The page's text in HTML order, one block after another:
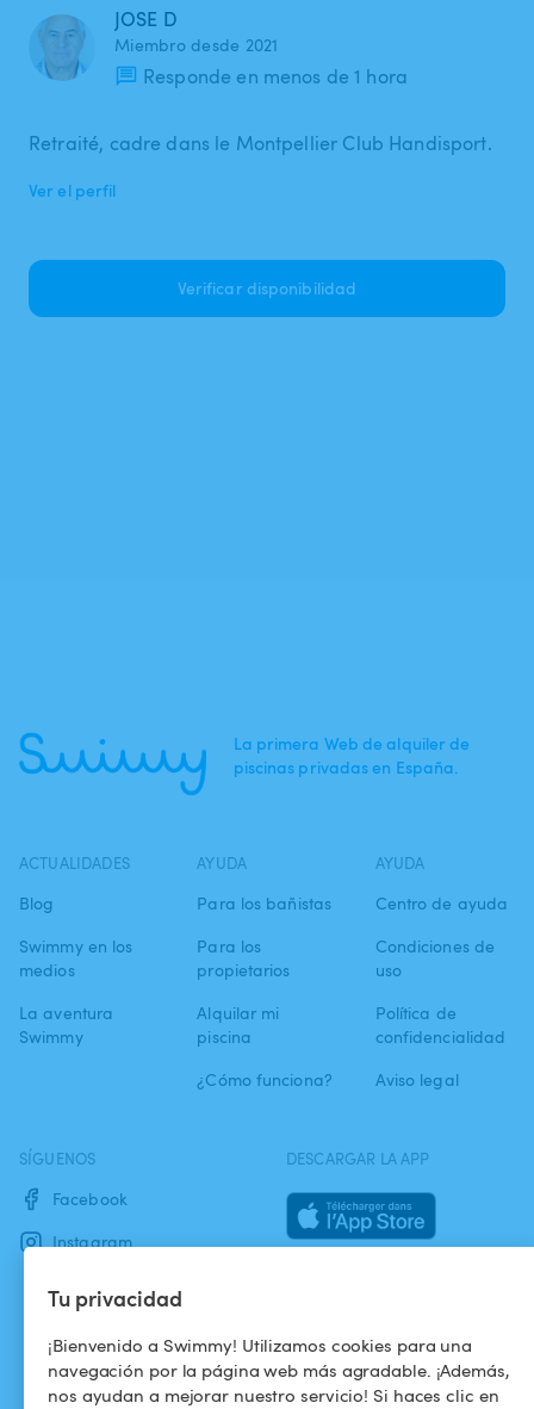
Tu privacidad
¡Bienvenido a Swimmy! Utilizamos cookies para una
navegación por la página web más agradable. ¡Además,
nos ayudan a mejorar nuestro servicio! Si haces clic en
JOSE D
Miembro desde 2021
Responde en menos de 1 hora
Retraité, cadre dans le Montpellier Club Handisport.
Ver el perfil
Verificar disponibilidad
La primera Web de alquiler de
piscinas privadas en España.
ACTUALIDADES
Blog
Swimmy en los
medios
La aventura
Swimmy
AYUDA
Para los bañistas
Para los
propietarios
Alquilar mi
piscina
¿Cómo funciona?
AYUDA
Centro de ayuda
Condiciones de
uso
Política de
confidencialidad
Aviso legal
SÍGUENOS
Facebook
Instagram
DESCARGAR LA APP